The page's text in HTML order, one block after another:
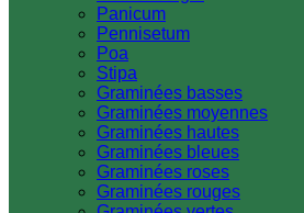
Panicum
Pennisetum
Poa
Stipa
Graminées basses
Graminées moyennes
Graminées hautes
Graminées bleues
Graminées roses
Graminées rouges